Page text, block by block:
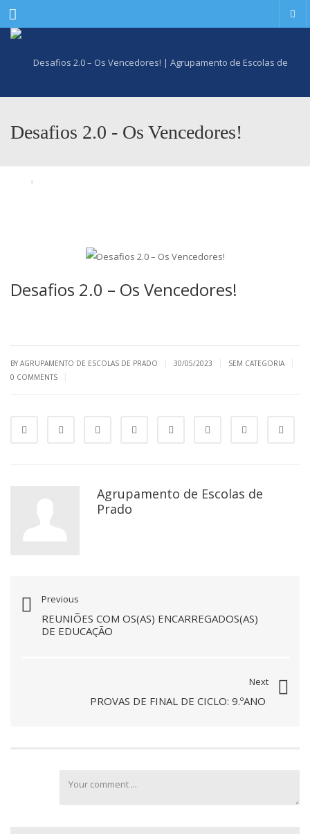
Menu
Desafios 2.0 - Os Vencedores!
Desafios 2.0 – Os Vencedores!
BY AGRUPAMENTO DE ESCOLAS DE PRADO 30/05/2023 SEM CATEGORIA
0 COMMENTS
Agrupamento de Escolas de
Prado
Previous
REUNIÕES COM OS(AS) ENCARREGADOS(AS)
DE EDUCAÇÃO
Next
PROVAS DE FINAL DE CICLO: 9.ºANO